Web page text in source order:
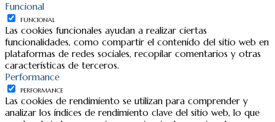
Funcional
FUNCIONAL
Las cookies funcionales ayudan a realizar ciertas
funcionalidades, como compartir el contenido del sitio web en
plataformas de redes sociales, recopilar comentarios y otras
características de terceros.
Performance
PERFORMANCE
Las cookies de rendimiento se utilizan para comprender y
analizar los índices de rendimiento clave del sitio web, lo que